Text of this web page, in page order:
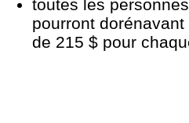
toutes les
pourront
de 215 $ pour